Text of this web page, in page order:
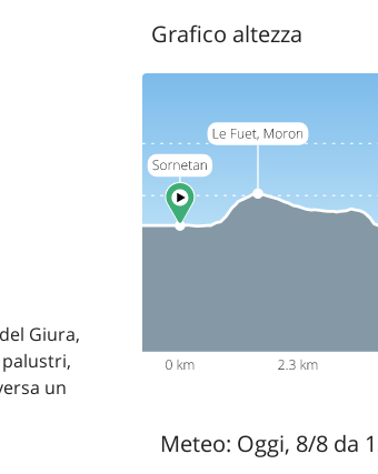
Giura,
un
Grafico altezza
Meteo: Oggi, 8/8 da